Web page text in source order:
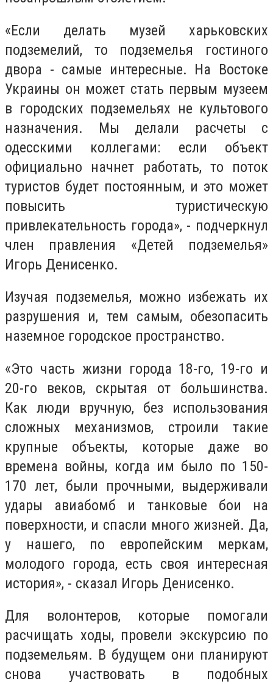
«Если делать музей харьковских
подземелий, то подземелья гостиного
двора - самые интересные. На Востоке
Украины он может стать первым музеем
в городских подземельях не культового
назначения. Мы делали расчеты с
одесскими коллегами: если объект
официально начнет работать, то поток
туристов будет постоянным, и это может
повысить туристическую
привлекательность города», - подчеркнул
член правления «Детей подземелья»
Игорь Денисенко.
Изучая подземелья, можно избежать их
разрушения и, тем самым, обезопасить
наземное городское пространство.
«Это часть жизни города 18-го, 19-го и
20-го веков, скрытая от большинства.
Как люди вручную, без использования
сложных механизмов, строили такие
крупные объекты, которые даже во
времена войны, когда им было по 150-
170 лет, были прочными, выдерживали
удары авиабомб и танковые бои на
поверхности, и спасли много жизней. Да,
у нашего, по европейским меркам,
молодого города, есть своя интересная
история», - сказал Игорь Денисенко.
Для волонтеров, которые помогали
расчищать ходы, провели экскурсию по
подземельям. В будущем они планируют
снова участвовать в подобных